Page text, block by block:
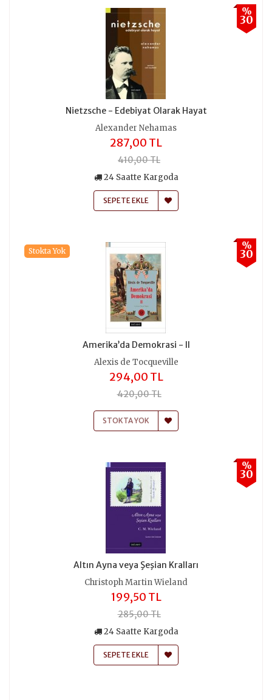
%
30
Nietzsche - Edebiyat Olarak Hayat
Alexander Nehamas
287,00 TL
410,00 TL
24 Saatte Kargoda
SEPETE EKLE
%
30
Stokta Yok
Amerika’da Demokrasi - II
Alexis de Tocqueville
294,00 TL
420,00 TL
STOKTA YOK
%
30
Altın Ayna veya Şeşian Kralları
Christoph Martin Wieland
199,50 TL
285,00 TL
24 Saatte Kargoda
SEPETE EKLE